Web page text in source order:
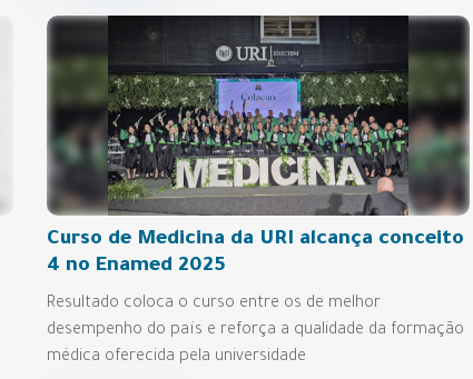
Curso de Medicina da URI alcança conceito
4 no Enamed 2025
Resultado coloca o curso entre os de melhor
desempenho do país e reforça a qualidade da formação
médica oferecida pela universidade